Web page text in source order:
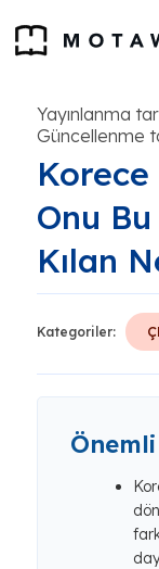
Yayınlanma
Güncellenme
Onu
Kılan
Kategoriler: